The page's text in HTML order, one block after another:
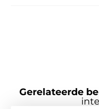
Gerelateerde